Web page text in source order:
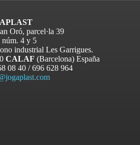
Oró, parcel·la 39
núm. 4 y 5
industrial Les Garrigues.
CALAF(Barcelona) España
08 40 / 696 628 964